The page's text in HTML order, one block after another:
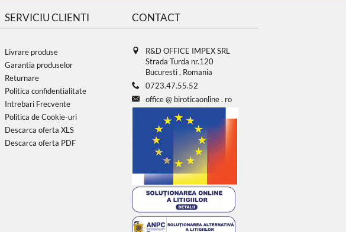
SERVICIU CLIENTI
Livrare produse
Garantia produselor
Returnare
Politica confidentialitate
Intrebari Frecvente
Politica de Cookie-uri
Descarca oferta XLS
Descarca oferta PDF
CONTACT
R&D OFFICE IMPEX SRL
Strada Turda nr.120
Bucuresti , Romania
0723.47.55.52
office@ biroticaonline. ro